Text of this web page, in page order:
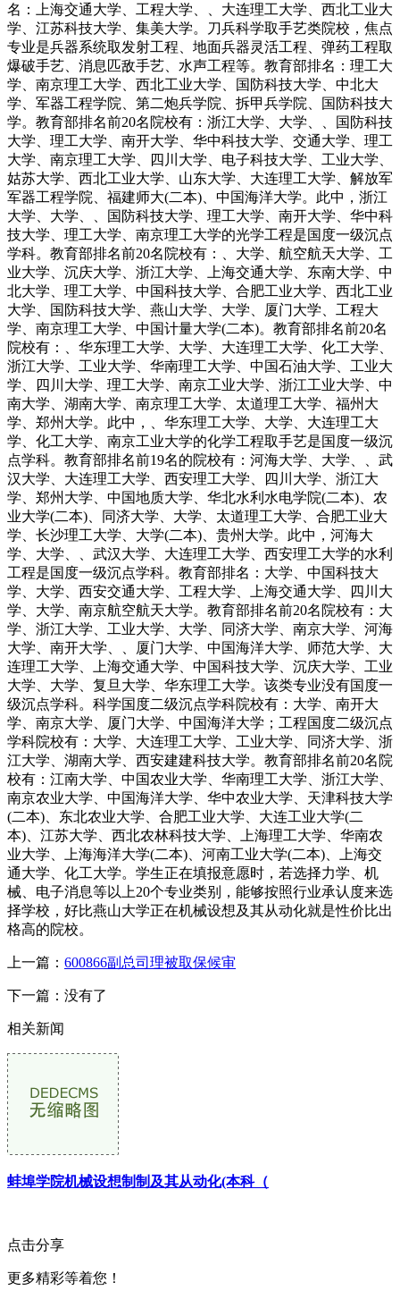
名：上海交通大学、工程大学、、大连理工大学、西北工业大
学、江苏科技大学、集美大学。刀兵科学取手艺类院校，焦点
专业是兵器系统取发射工程、地面兵器灵活工程、弹药工程取
爆破手艺、消息匹敌手艺、水声工程等。教育部排名：理工大
学、南京理工大学、西北工业大学、国防科技大学、中北大
学、军器工程学院、第二炮兵学院、拆甲兵学院、国防科技大
学。教育部排名前20名院校有：浙江大学、大学、、国防科技
大学、理工大学、南开大学、华中科技大学、交通大学、理工
大学、南京理工大学、四川大学、电子科技大学、工业大学、
姑苏大学、西北工业大学、山东大学、大连理工大学、解放军
军器工程学院、福建师大(二本)、中国海洋大学。此中，浙江
大学、大学、、国防科技大学、理工大学、南开大学、华中科
技大学、理工大学、南京理工大学的光学工程是国度一级沉点
学科。教育部排名前20名院校有：、大学、航空航天大学、工
业大学、沉庆大学、浙江大学、上海交通大学、东南大学、中
北大学、理工大学、中国科技大学、合肥工业大学、西北工业
大学、国防科技大学、燕山大学、大学、厦门大学、工程大
学、南京理工大学、中国计量大学(二本)。教育部排名前20名
院校有：、华东理工大学、大学、大连理工大学、化工大学、
浙江大学、工业大学、华南理工大学、中国石油大学、工业大
学、四川大学、理工大学、南京工业大学、浙江工业大学、中
南大学、湖南大学、南京理工大学、太道理工大学、福州大
学、郑州大学。此中，、华东理工大学、大学、大连理工大
学、化工大学、南京工业大学的化学工程取手艺是国度一级沉
点学科。教育部排名前19名的院校有：河海大学、大学、、武
汉大学、大连理工大学、西安理工大学、四川大学、浙江大
学、郑州大学、中国地质大学、华北水利水电学院(二本)、农
业大学(二本)、同济大学、大学、太道理工大学、合肥工业大
学、长沙理工大学、大学(二本)、贵州大学。此中，河海大
学、大学、、武汉大学、大连理工大学、西安理工大学的水利
工程是国度一级沉点学科。教育部排名：大学、中国科技大
学、大学、西安交通大学、工程大学、上海交通大学、四川大
学、大学、南京航空航天大学。教育部排名前20名院校有：大
学、浙江大学、工业大学、大学、同济大学、南京大学、河海
大学、南开大学、、厦门大学、中国海洋大学、师范大学、大
连理工大学、上海交通大学、中国科技大学、沉庆大学、工业
大学、大学、复旦大学、华东理工大学。该类专业没有国度一
级沉点学科。科学国度二级沉点学科院校有：大学、南开大
学、南京大学、厦门大学、中国海洋大学；工程国度二级沉点
学科院校有：大学、大连理工大学、工业大学、同济大学、浙
江大学、湖南大学、西安建建科技大学。教育部排名前20名院
校有：江南大学、中国农业大学、华南理工大学、浙江大学、
南京农业大学、中国海洋大学、华中农业大学、天津科技大学
(二本)、东北农业大学、合肥工业大学、大连工业大学(二
本)、江苏大学、西北农林科技大学、上海理工大学、华南农
业大学、上海海洋大学(二本)、河南工业大学(二本)、上海交
通大学、化工大学。学生正在填报意愿时，若选择力学、机
械、电子消息等以上20个专业类别，能够按照行业承认度来选
择学校，好比燕山大学正在机械设想及其从动化就是性价比出
格高的院校。
上一篇： 600866副总司理被取保候审
下一篇：没有了
相关新闻
蚌埠学院机械设想制制及其从动化(本科（
点击分享
更多精彩等着您！